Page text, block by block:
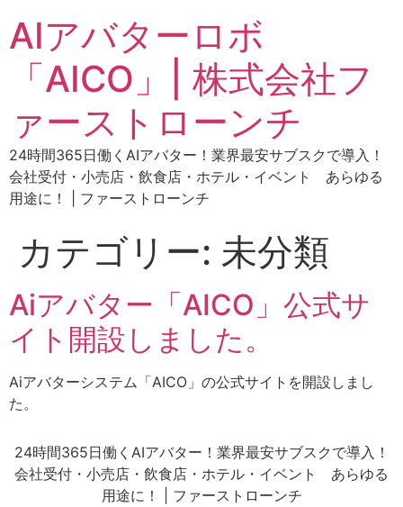
AIアバターロボ
「AICO」| 株式会社フ
ァーストローンチ
24時間365日働くAIアバター！業界最安サブスクで導入！
会社受付・小売店・飲食店・ホテル・イベント あらゆる
用途に！ | ファーストローンチ
カテゴリー: 未分類
Aiアバター「AICO」公式サ
イト開設しました。
Aiアバターシステム「AICO」の公式サイトを開設しまし
た。
24時間365日働くAIアバター！業界最安サブスクで導入！
会社受付・小売店・飲食店・ホテル・イベント あらゆる
用途に！ | ファーストローンチ